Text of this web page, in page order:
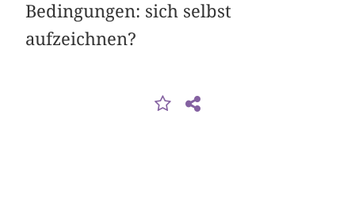
Bedingungen: sich selbst
aufzeichnen?